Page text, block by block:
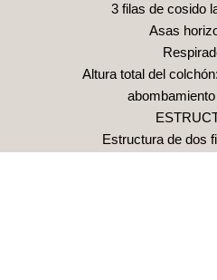
3 filas de cosido
Asas
Altura total del
Estructura de dos